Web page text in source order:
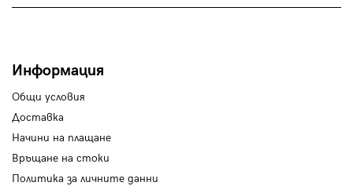
Информация
Общи условия
Доставка
Начини на плащане
Връщане на стоки
Политика за личните данни